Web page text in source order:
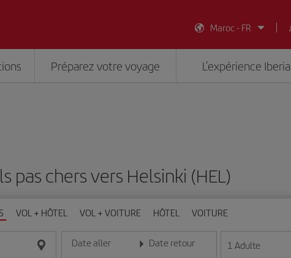
Maroc - FR
Préparez votre voyage L’expérience Iberia
pas chers vers Helsinki (HEL)
VOL + HÔTEL VOL + VOITURE HÔTEL VOITURE
Date aller
Entrez la date au format jour/mois/année
Date retour
Entrez la date au format jour/mois/année
1 Adulte